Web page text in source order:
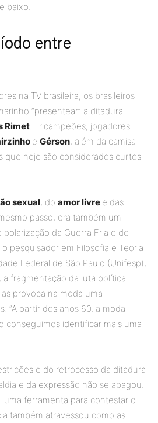
baixo.
entre
na TV brasileira, os brasileiros
“presentear” a ditadura
Rimet . Tricampeões, jogadores
e Gérson, além da camisa
que hoje são considerados curtos
sexual, do amor livre e das
mesmo passo, era também um
da Guerra Fria e de
pesquisador em Filosofia e Teoria
Federal de São Paulo (Unifesp),
, a fragmentação da luta política
provoca na moda uma
“A partir dos anos 60, a moda
conseguimos identificar mais uma
e do retrocesso da ditadura
e da expressão não se apagou.
uma ferramenta para contestar o
também atravessou como as